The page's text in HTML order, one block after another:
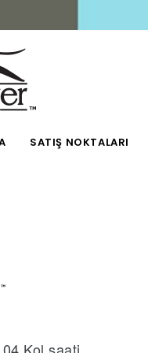
SATIŞ NOKTALARI
Kol saati